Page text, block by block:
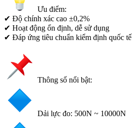
Ưu điểm:
✔ Độ chính xác cao ±0,2%
✔ Hoạt động ổn định, dễ sử dụng
✔ Đáp ứng tiêu chuẩn kiểm định quốc tế
Thông số nổi bật:
Dải lực đo: 500N ~ 10000N